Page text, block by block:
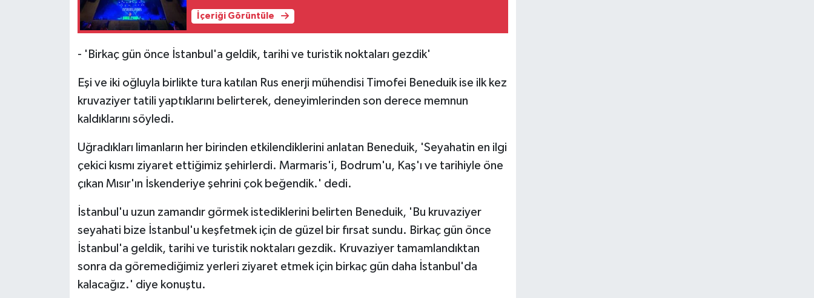
İçeriği Görüntüle
- 'Birkaç gün önce İstanbul'a geldik, tarihi ve turistik noktaları gezdik'
Eşi ve iki oğluyla birlikte tura katılan Rus enerji mühendisi Timofei Beneduik ise ilk kez
kruvaziyer tatili yaptıklarını belirterek, deneyimlerinden son derece memnun
kaldıklarını söyledi.
Uğradıkları limanların her birinden etkilendiklerini anlatan Beneduik, 'Seyahatin en ilgi
çekici kısmı ziyaret ettiğimiz şehirlerdi. Marmaris'i, Bodrum'u, Kaş'ı ve tarihiyle öne
çıkan Mısır'ın İskenderiye şehrini çok beğendik.' dedi.
İstanbul'u uzun zamandır görmek istediklerini belirten Beneduik, 'Bu kruvaziyer
seyahati bize İstanbul'u keşfetmek için de güzel bir fırsat sundu. Birkaç gün önce
İstanbul'a geldik, tarihi ve turistik noktaları gezdik. Kruvaziyer tamamlandıktan
sonra da göremediğimiz yerleri ziyaret etmek için birkaç gün daha İstanbul'da
kalacağız.' diye konuştu.